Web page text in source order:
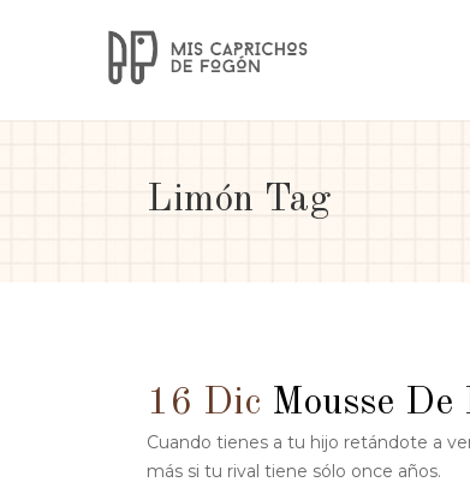
Limón Tag
16 Dic Mousse
Cuando tienes a tu hijo retándote a
más si tu rival tiene sólo once años.